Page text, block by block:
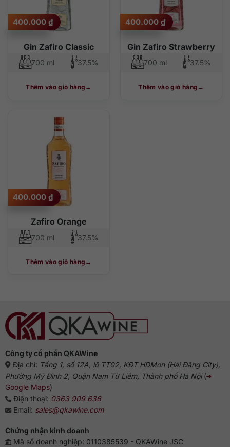
Gin Zafiro Classic
400.000 ₫
700 ml 37.5%
Thêm vào giỏ hàng
Gin Zafiro Strawberry
400.000 ₫
700 ml 37.5%
Thêm vào giỏ hàng
Zafiro Orange
400.000 ₫
700 ml 37.5%
Thêm vào giỏ hàng
Công ty cổ phần QKAWine
Địa chỉ: Tầng 1, số 12A, lô TT02, KĐT HDMon (Hải Đăng City),
Phường Mỹ Đình 2, Quận Nam Từ Liêm, Thành phố Hà Nội(
Google Maps)
Điện thoại: 0363 909 636
Email: sales@qkawine.com
Chứng nhận kinh doanh
Mã số doanh nghiệp: 0110385539 - QKAWine JSC